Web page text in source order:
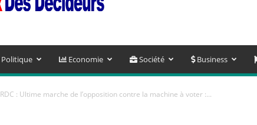
Des
Politique Economie Société Business
RDC : Ultime marche de l’opposition contre la machine à voter :...